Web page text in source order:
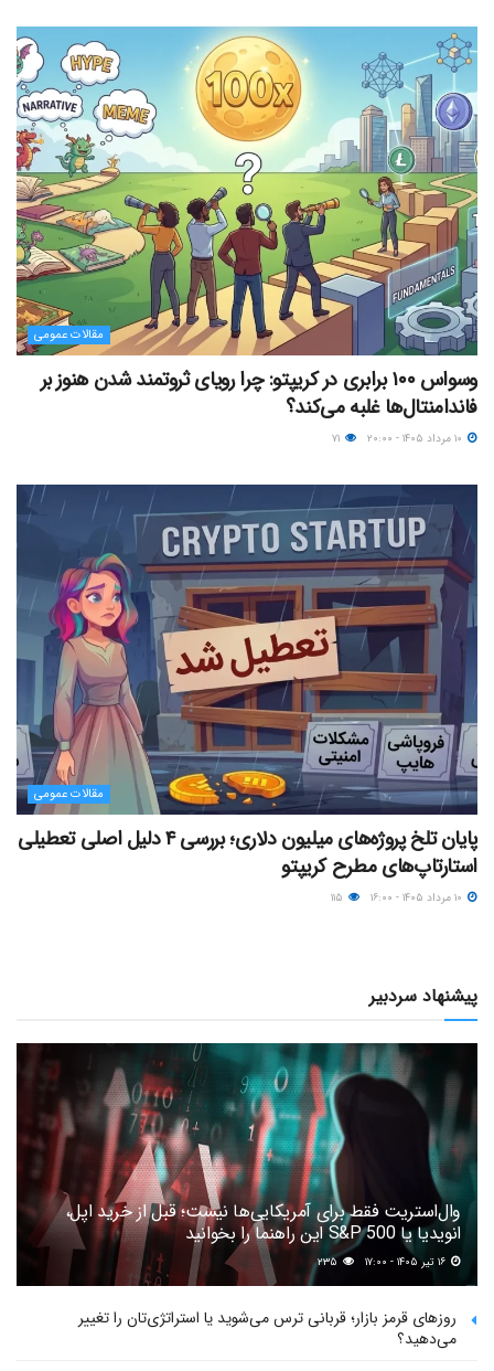
مقالات عمومی
وسواس ۱۰۰ برابری در کریپتو: چرا رویای ثروتمند شدن هنوز بر
فاندامنتال‌ها غلبه می‌کند؟
مقالات عمومی
پایان تلخ پروژه‌های میلیون دلاری؛ بررسی ۴ دلیل اصلی تعطیلی
استارتاپ‌های مطرح کریپتو
پیشنهاد سردبیر
وال‌استریت فقط برای آمریکایی‌ها نیست؛ قبل از خرید اپل،
انویدیا یا S&P 500 این راهنما را بخوانید
۲۳۵
روزهای قرمز بازار؛ قربانی ترس می‌شوید یا استراتژی‌تان را تغییر
می‌دهید؟